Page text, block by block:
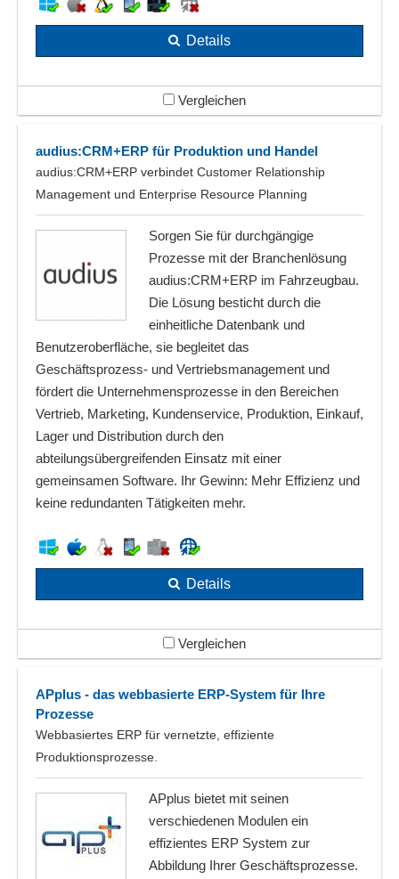
Details
Vergleichen
audius:CRM+ERP für Produktion und Handel
audius:CRM+ERP verbindet Customer Relationship
Management und Enterprise Resource Planning
Sorgen Sie für durchgängige
Prozesse mit der Branchenlösung
audius:CRM+ERP im Fahrzeugbau.
Die Lösung besticht durch die
einheitliche Datenbank und
Benutzeroberfläche, sie begleitet das
Geschäftsprozess- und Vertriebsmanagement und
fördert die Unternehmensprozesse in den Bereichen
Vertrieb, Marketing, Kundenservice, Produktion, Einkauf,
Lager und Distribution durch den
abteilungsübergreifenden Einsatz mit einer
gemeinsamen Software. Ihr Gewinn: Mehr Effizienz und
keine redundanten Tätigkeiten mehr.
Details
Vergleichen
APplus - das webbasierte ERP-System für Ihre
Prozesse
Webbasiertes ERP für vernetzte, effiziente
Produktionsprozesse.
APplus bietet mit seinen
verschiedenen Modulen ein
effizientes ERP System zur
Abbildung Ihrer Geschäftsprozesse.